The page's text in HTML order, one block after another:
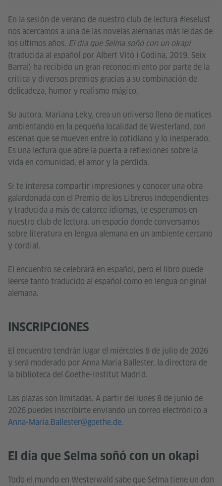
En la sesión de verano de nuestro club de lectura #leselust
nos acercamos a una de las novelas alemanas más leídas de
los últimos años. El día que Selma soñó con un okapi
(traducida al español por Albert Vitó i Godina, 2019, Seix
Barral) ha recibido un gran reconocimiento por parte de la
crítica y diversos premios gracias a su combinación de
delicadeza, humor y realismo mágico.
Su autora, Mariana Leky, crea un universo lleno de matices
ambientando en la pequeña localidad de Westerland, con
escenas que se mueven entre lo cotidiano y lo inesperado.
Es una lectura que abre la puerta a reflexiones sobre la
vida en comunidad, el amor y la pérdida.
Si te interesa compartir impresiones y conocer una obra
galardonada con el Premio de los Libreros Independientes
y traducida a más de catorce idiomas, te esperamos en
nuestro club de lectura, un espacio donde conversamos
sobre literatura en lengua alemana en un ambiente cercano
y cordial.
El encuentro se celebrará en español, pero el libro puede
leerse tanto traducido al español como en lengua original
alemana.
INSCRIPCIONES
El encuentro tendrán lugar el miércoles 8 de julio de 2026
y será moderado por Anna Maria Ballester, la directora de
la biblioteca del Goethe-Institut Madrid.
Las plazas son limitadas. A partir del lunes 8 de junio de
2026 puedes inscribirte enviando un correo electrónico a
Anna-Maria.Ballester@goethe.de.
El día que Selma soñó con un okapi
Todo el mundo en Westerwald sabe que Selma tiene un don